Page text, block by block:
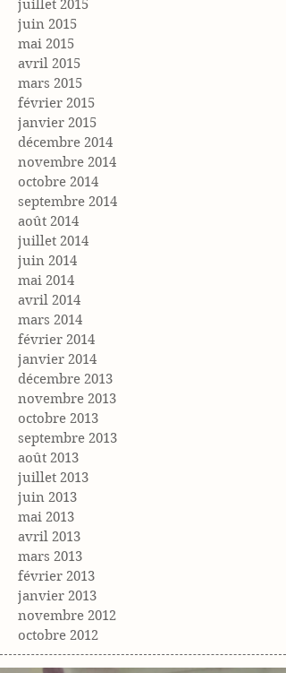
juillet 2015
juin 2015
mai 2015
avril 2015
mars 2015
février 2015
janvier 2015
décembre 2014
novembre 2014
octobre 2014
septembre 2014
août 2014
juillet 2014
juin 2014
mai 2014
avril 2014
mars 2014
février 2014
janvier 2014
décembre 2013
novembre 2013
octobre 2013
septembre 2013
août 2013
juillet 2013
juin 2013
mai 2013
avril 2013
mars 2013
février 2013
janvier 2013
novembre 2012
octobre 2012